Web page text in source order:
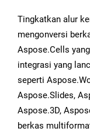
Tingkatkan alur
mengonversi
Aspose.Cells
integrasi yang
seperti
Aspose.Slides,
Aspose.3D,
berkas